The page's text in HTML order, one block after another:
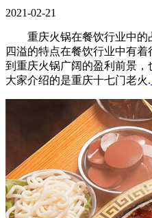
2021-02-21
重庆火锅在餐饮行业中的
四溢的特点在餐饮行业中有
到重庆火锅广阔的盈利前景
大家介绍的是重庆十七门老火.